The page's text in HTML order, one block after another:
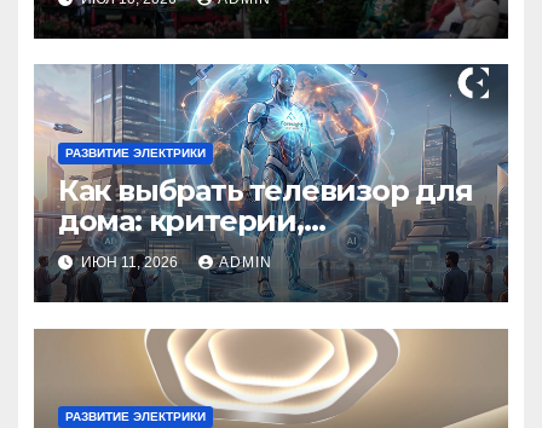
РАЗВИТИЕ ЭЛЕКТРИКИ
Как выбрать телевизор для
дома: критерии,
технологии и советы
ИЮН 11, 2026 ADMIN
РАЗВИТИЕ ЭЛЕКТРИКИ